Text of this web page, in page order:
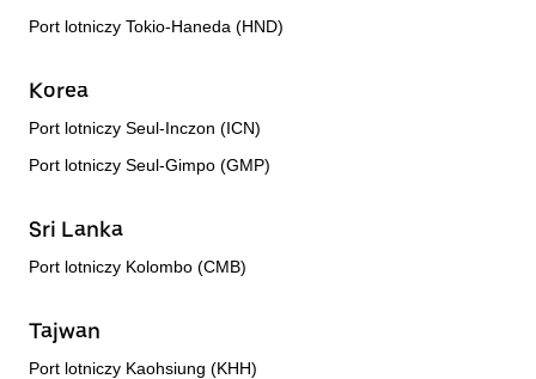
Port lotniczy Tokio-Haneda (HND)
Korea
Port lotniczy Seul-Inczon (ICN)
Port lotniczy Seul-Gimpo (GMP)
Sri Lanka
Port lotniczy Kolombo (CMB)
Tajwan
Port lotniczy Kaohsiung (KHH)